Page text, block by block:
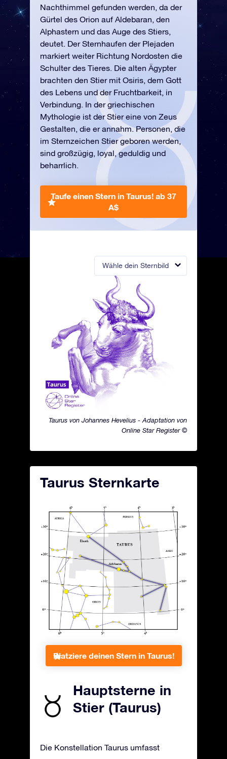
Wähle dein Sternbild
Taurus von Johannes Hevelius - Adaptation von
Online Star Register ©
Nachthimmel gefunden werden, da der
Gürtel des Orion auf Aldebaran, den
Alphastern und das Auge des Stiers,
deutet. Der Sternhaufen der Plejaden
markiert weiter Richtung Nordosten die
Schulter des Tieres. Die alten Ägypter
brachten den Stier mit Osiris, dem Gott
des Lebens und der Fruchtbarkeit, in
Verbindung. In der griechischen
Mythologie ist der Stier eine von Zeus
Gestalten, die er annahm. Personen, die
im Sternzeichen Stier geboren werden,
sind großzügig, loyal, geduldig und
beharrlich.
Taufe einen Stern in Taurus! ab 37
A$
Taurus Sternkarte
Platziere deinen Stern in Taurus!
Hauptsterne in
Stier (Taurus)
Die Konstellation Taurus umfasst